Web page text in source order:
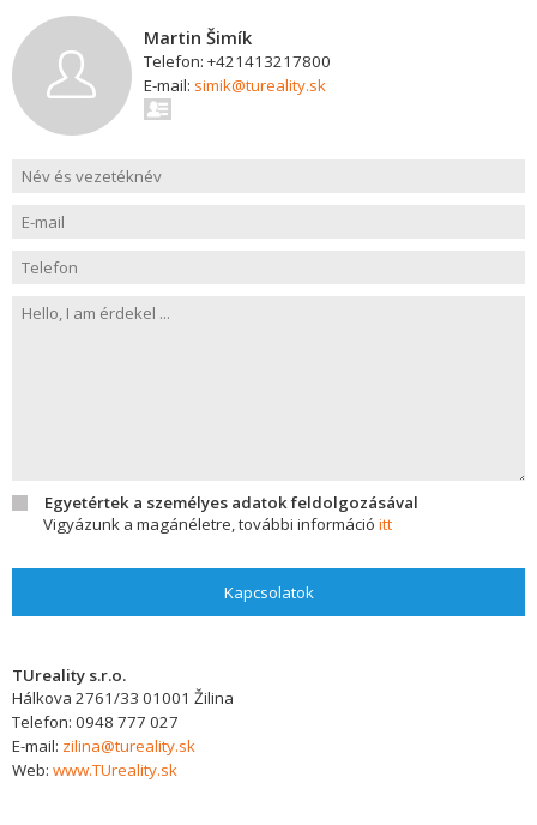
Martin Šimík
Telefon: +421413217800
E-mail: simik@tureality.sk
Egyetértek a személyes adatok feldolgozásával
Vigyázunk a magánéletre, további információ itt
Kapcsolatok
TUreality s.r.o.
Hálkova 2761/33 01001 Žilina
Telefon: 0948 777 027
E-mail: zilina@tureality.sk
Web: www.TUreality.sk